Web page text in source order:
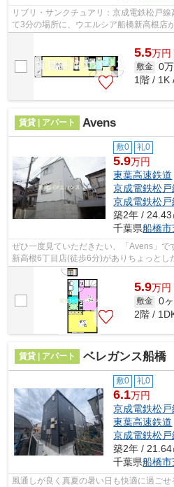
リブリ・サンクチュアリ：京成電鉄松戸
て3分の場所に、ウエルシア船橋新高根店
風良好な環境の良い快適空間をどうぞ。...
5.5万円
敷金 0
1階 / 1K
賃貸 | アパート Avens
敷0 礼0
5.9万円
東葉高速鉄道
京成電鉄松戸
京成電鉄松戸
築2年 / 24.43
千葉県船橋市
ぜひ一度見ていただきたい、「Avens」で
新高根6丁目店(徒歩6分)がありちょっとし
装・内装がポイント。こちらの物件は...
5.9万円
敷金 0
2階 /
賃貸 | アパート ベレガンス船橋
敷0 礼0
6.1万円
京成電鉄松戸
東葉高速鉄道
京成電鉄松戸
築2年 / 21.64
千葉県船橋市
風通しが良く真夏の暑い日も快適に過ご